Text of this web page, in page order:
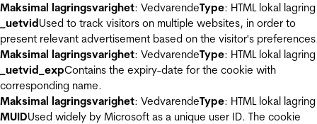
Maksimal lagringsvarighet: VedvarendeType: HTML lokal lagring
_uetvidUsed to track visitors on multiple websites, in order to
present relevant advertisement based on the visitor's
Maksimal lagringsvarighet: VedvarendeType: HTML lokal lagring
_uetvid_expContains the expiry-date for the cookie with
corresponding name.
Maksimal lagringsvarighet: VedvarendeType: HTML lokal lagring
MUIDUsed widely by Microsoft as a unique user ID. The cookie